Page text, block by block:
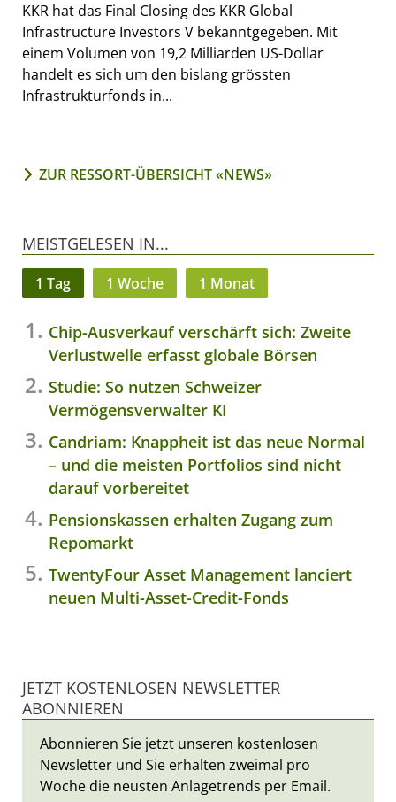
KKR hat das Final Closing des KKR Global
Infrastructure Investors V bekanntgegeben. Mit
einem Volumen von 19,2 Milliarden US-Dollar
handelt es sich um den bislang grössten
Infrastrukturfonds in...
ZUR RESSORT-ÜBERSICHT «NEWS»
MEISTGELESEN IN...
1 Tag 1 Woche 1 Monat
Chip-Ausverkauf verschärft sich: Zweite
Verlustwelle erfasst globale Börsen
Studie: So nutzen Schweizer
Vermögensverwalter KI
Candriam: Knappheit ist das neue Normal
– und die meisten Portfolios sind nicht
darauf vorbereitet
Pensionskassen erhalten Zugang zum
Repomarkt
TwentyFour Asset Management lanciert
neuen Multi-Asset-Credit-Fonds
JETZT KOSTENLOSEN NEWSLETTER
ABONNIEREN
Abonnieren Sie jetzt unseren kostenlosen
Newsletter und Sie erhalten zweimal pro
Woche die neusten Anlagetrends per Email.